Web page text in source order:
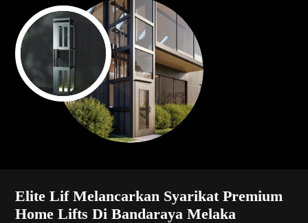
Elite Lif Melancarkan Syarikat Premium
Home Lifts Di Bandaraya Melaka